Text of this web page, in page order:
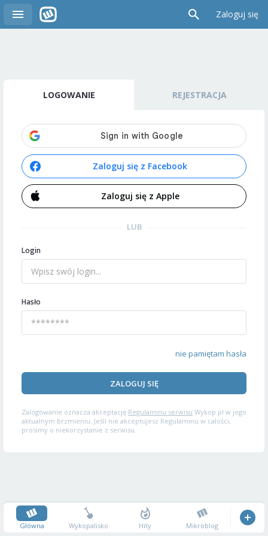
Zaloguj się
LOGOWANIE REJESTRACJA
Zaloguj się z Facebook
Zaloguj się z Apple
LUB
Login
Hasło
nie pamiętam hasła
ZALOGUJ SIĘ
Zalogowanie oznacza akceptację Regulaminu serwisu Wykop.pl w jego
aktualnym brzmieniu. Jeśli nie akceptujesz Regulaminu w całości,
prosimy o niekorzystanie z serwisu.
Główna Wykopalisko Hity Mikroblog